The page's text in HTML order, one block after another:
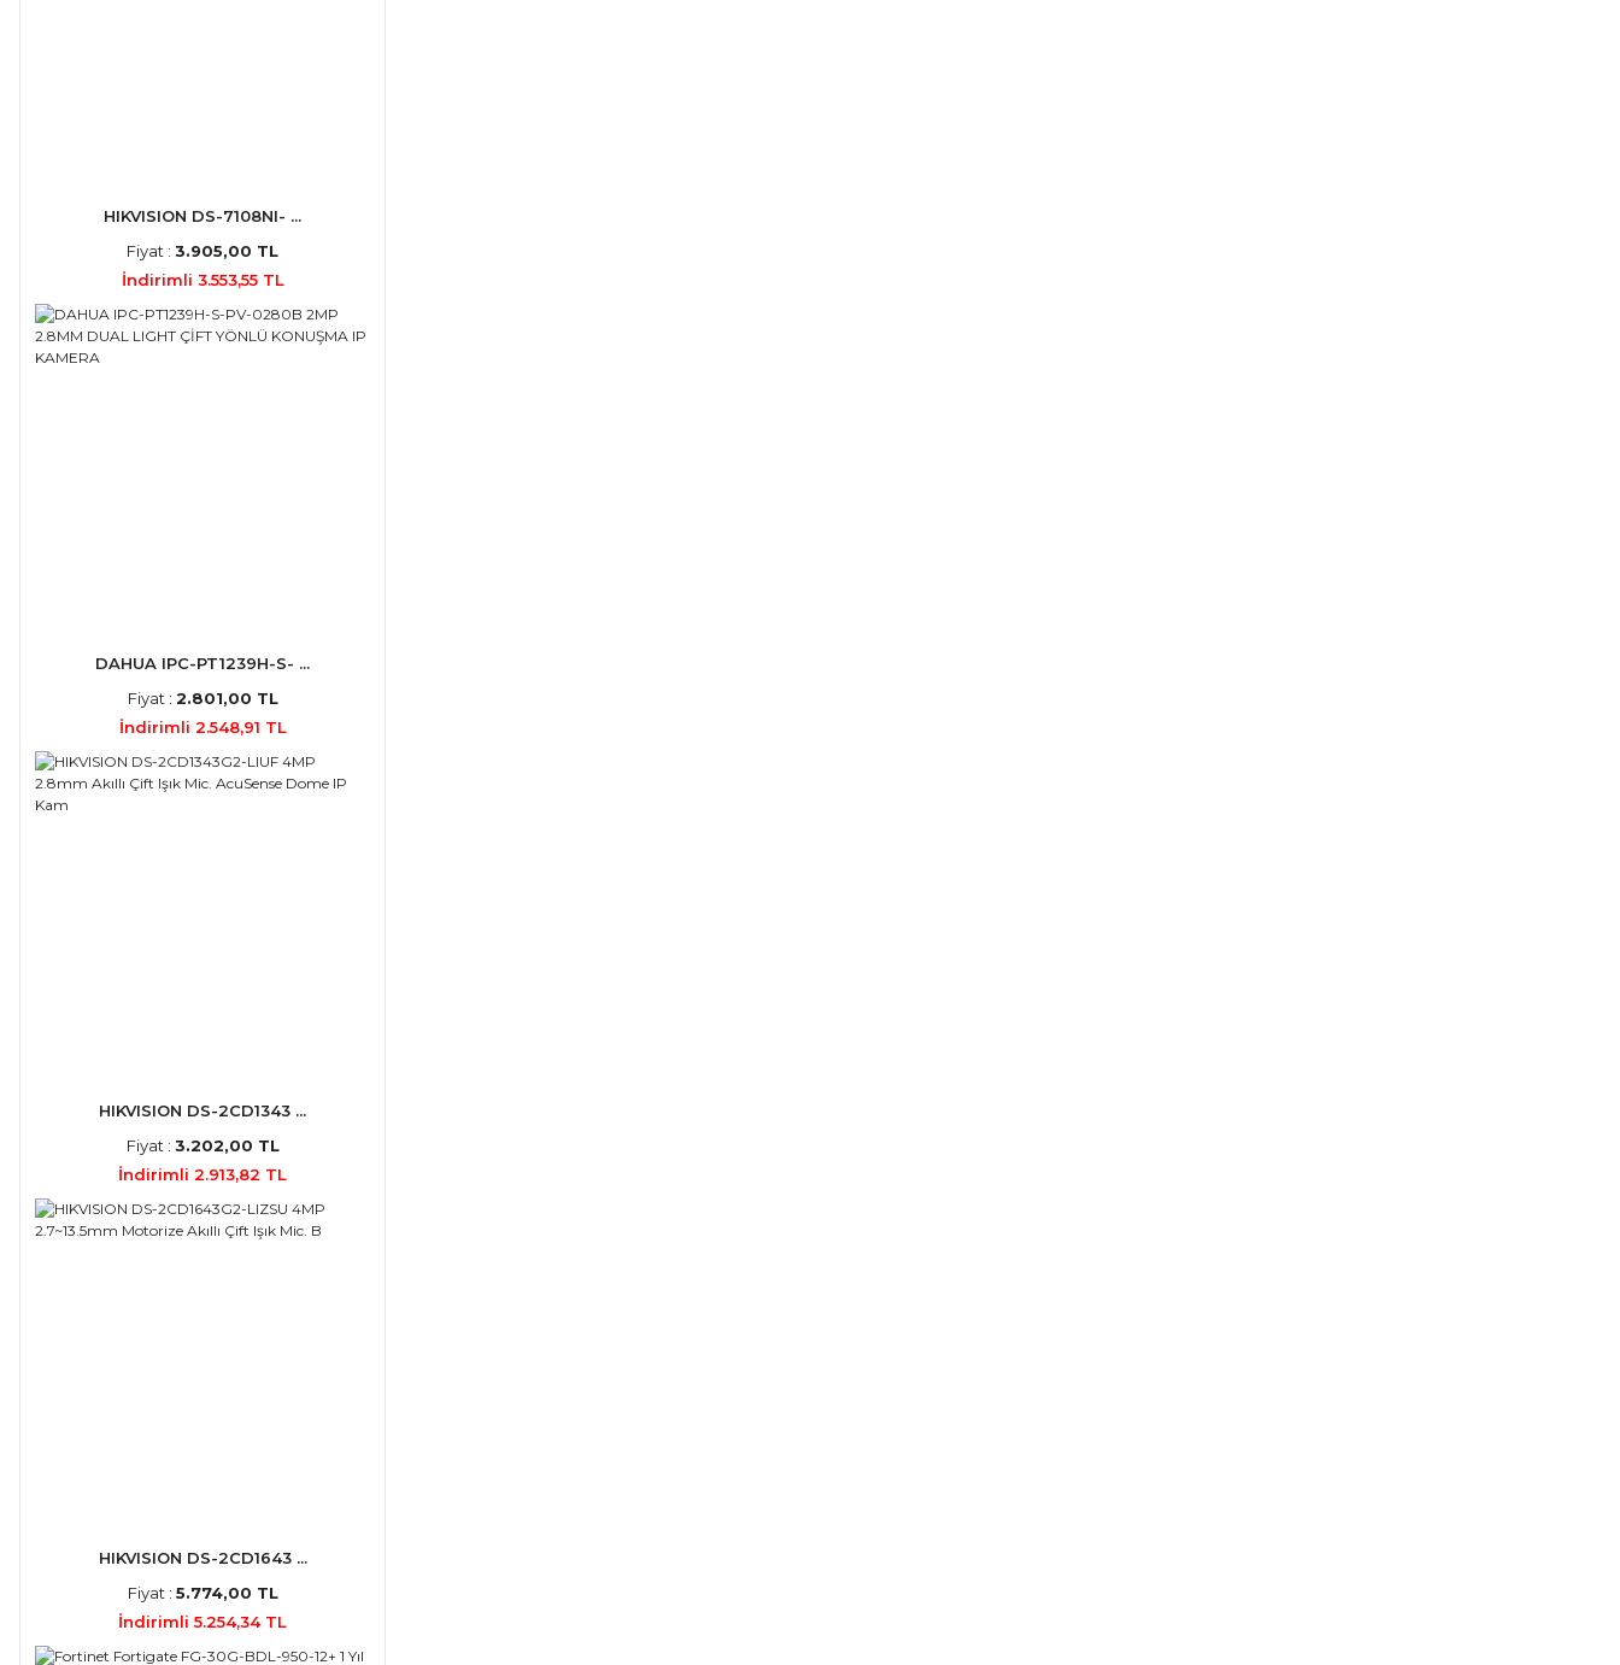
HIKVISION DS-7108NI- ...
Fiyat : 3.905,00 TL
İndirimli 3.553,55 TL
DAHUA IPC-PT1239H-S- ...
Fiyat : 2.801,00 TL
İndirimli 2.548,91 TL
HIKVISION DS-2CD1343 ...
Fiyat : 3.202,00 TL
İndirimli 2.913,82 TL
HIKVISION DS-2CD1643 ...
Fiyat : 5.774,00 TL
İndirimli 5.254,34 TL